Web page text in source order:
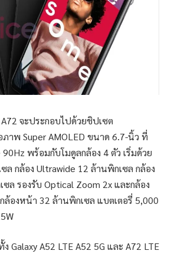
จะประกอบไปด้วยชิปเซต
ภาพ Super AMOLED ขนาด 6.7-นิ้ว ที่
พร้อมกับโมดูลกล้อง 4 ตัว เริ่มด้วย
ล กล้อง Ultrawide 12 ล้านพิกเซล กล้อง
ล รองรับ Optical Zoom 2x และกล้อง
ล้องหน้า 32 ล้านพิกเซล แบตเตอรี่ 5,000
Galaxy A52 LTE A52 5G และ A72 LTE